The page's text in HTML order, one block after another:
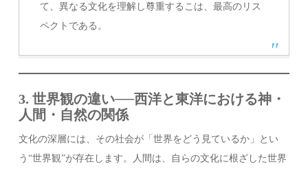
て、異なる文化を理解し尊重するこは、最高のリス
ペクトである。
3. 世界観の違い──西洋と東洋における神・
人間・自然の関係
文化の深層には、その社会が「世界をどう見ているか」とい
う“世界観”が存在します。人間は、自らの文化に根ざした世界